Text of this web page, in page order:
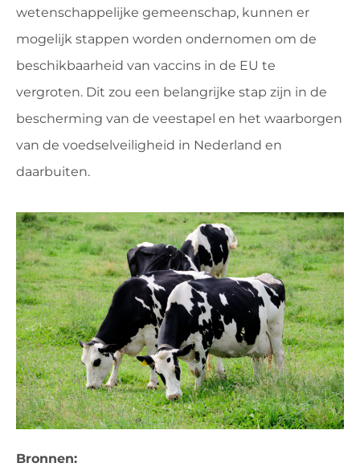
wetenschappelijke gemeenschap, kunnen er
mogelijk stappen worden ondernomen om de
beschikbaarheid van vaccins in de EU te
vergroten. Dit zou een belangrijke stap zijn in de
bescherming van de veestapel en het waarborgen
van de voedselveiligheid in Nederland en
daarbuiten.
Bronnen: